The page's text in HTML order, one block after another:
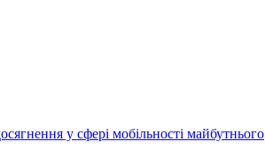
у сфері мобільності майбутнього